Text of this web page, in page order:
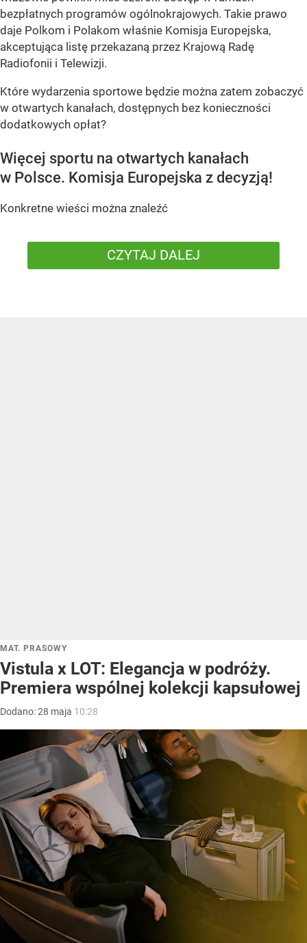
bezpłatnych programów ogólnokrajowych. Takie prawo
daje Polkom i Polakom właśnie Komisja Europejska,
akceptująca listę przekazaną przez Krajową Radę
Radiofonii i Telewizji.
Które wydarzenia sportowe będzie można zatem zobaczyć
w otwartych kanałach, dostępnych bez konieczności
dodatkowych opłat?
Więcej sportu na otwartych kanałach
w Polsce. Komisja Europejska z decyzją!
Konkretne wieści można znaleźć
CZYTAJ DALEJ
MAT. PRASOWY
Vistula x LOT: Elegancja w podróży.
Premiera wspólnej kolekcji kapsułowej
Dodano:28 maja 10:28